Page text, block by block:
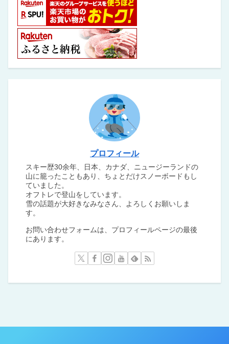
プロフィール
スキー歴30余年、日本、カナダ、ニュージーランドの
山に籠ったこともあり、ちょとだけスノーボードもし
ていました。
オフトレで登山をしています。
雪の話題が大好きなみなさん、よろしくお願いしま
す。
お問い合わせフォームは、プロフィールページの最後
にあります。